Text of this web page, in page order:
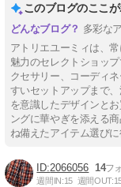
このブログのここ
多彩な
アトリエユーミィは、
魅力のセレクトショッ
クセサリー、コーディ
すいセットアップまで
を意識したデザインと
ングに華やぎを添える
ね備えたアイテム選び
2066056 14
週間IN:15 週間OUT: